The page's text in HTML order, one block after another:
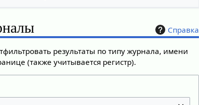
Справка
результаты по типу журнала, имени
(также учитывается регистр).